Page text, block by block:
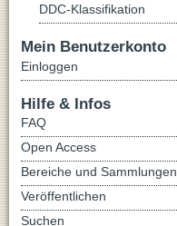
DDC-Klassifikation
Mein Benutzerkonto
Einloggen
Hilfe & Infos
FAQ
Open Access
Bereiche und Sammlungen
Veröffentlichen
Suchen